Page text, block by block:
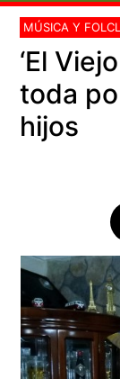
MÚSICA Y
‘El
toda
hijos